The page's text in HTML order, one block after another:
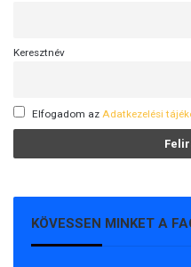
Keresztnév
Elfogadom az Adatkezelési
KÖVESSEN MINKET A